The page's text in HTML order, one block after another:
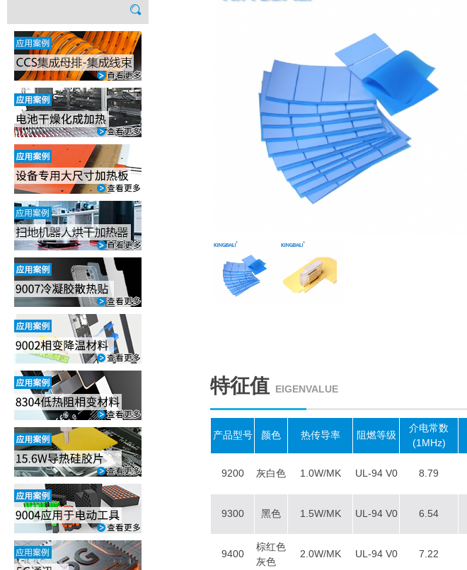
特征值 EIGENVALUE
产品型号 颜色 热传导率 阻燃等级
介电常数
(1MHz)
9200 灰白色 1.0W/MK UL-94 V0 8.79
9300 黑色 1.5W/MK UL-94 V0 6.54
9400
棕红色
灰色
2.0W/MK UL-94 V0 7.22